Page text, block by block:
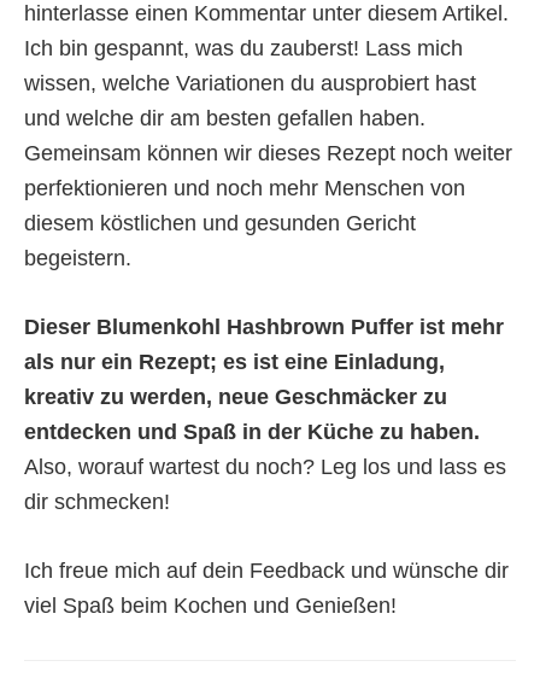
hinterlasse einen Kommentar unter diesem Artikel.
Ich bin gespannt, was du zauberst! Lass mich
wissen, welche Variationen du ausprobiert hast
und welche dir am besten gefallen haben.
Gemeinsam können wir dieses Rezept noch weiter
perfektionieren und noch mehr Menschen von
diesem köstlichen und gesunden Gericht
begeistern.
Dieser Blumenkohl Hashbrown Puffer ist mehr
als nur ein Rezept; es ist eine Einladung,
kreativ zu werden, neue Geschmäcker zu
entdecken und Spaß in der Küche zu haben.
Also, worauf wartest du noch? Leg los und lass es
dir schmecken!
Ich freue mich auf dein Feedback und wünsche dir
viel Spaß beim Kochen und Genießen!